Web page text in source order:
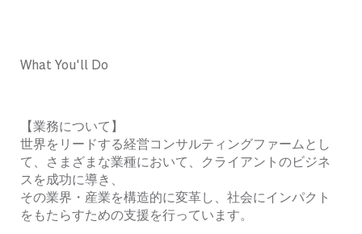
What You'll Do
【業務について】
世界をリードする経営コンサルティングファームとし
て、さまざまな業種において、クライアントのビジネ
スを成功に導き、
その業界・産業を構造的に変革し、社会にインパクト
をもたらすための支援を行っています。